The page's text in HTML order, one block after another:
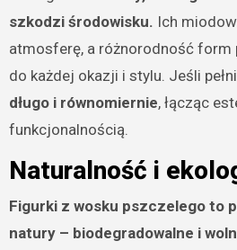
szkodzi środowisku. Ich
atmosferę, a różnorodność form
do każdej okazji i stylu. Jeśli
długo i równomiernie, łącząc
funkcjonalnością.
Naturalność i
Figurki z wosku pszczelego to
natury – biodegradowalne i